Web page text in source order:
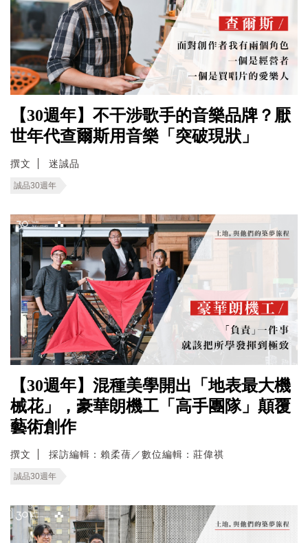
【30週年】不干涉歌手的音樂品牌？厭
世年代查爾斯用音樂「突破現狀」
撰文 迷誠品
誠品30週年
【30週年】混種美學開出「地表最大機
械花」，豪華朗機工「高手團隊」顛覆
藝術創作
撰文 採訪編輯：賴柔蒨／數位編輯：莊偉祺
誠品30週年